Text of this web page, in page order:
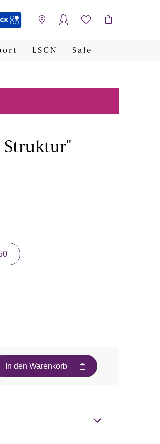
LSCN Sale
Struktur"
In den Warenkorb